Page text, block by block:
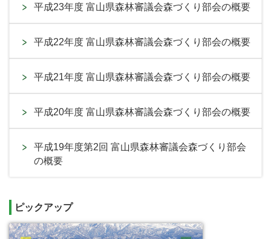
平成23年度 富山県森林審議会森づくり部会の概要
平成22年度 富山県森林審議会森づくり部会の概要
平成21年度 富山県森林審議会森づくり部会の概要
平成20年度 富山県森林審議会森づくり部会の概要
平成19年度第2回 富山県森林審議会森づくり部会
の概要
ピックアップ